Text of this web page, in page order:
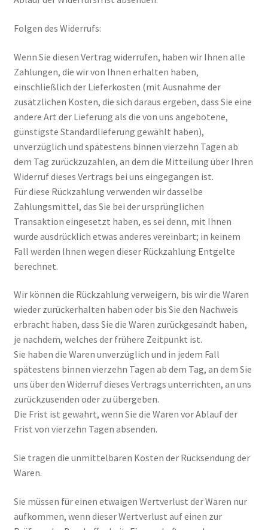
Folgen des Widerrufs:
Wenn Sie diesen Vertrag widerrufen, haben wir Ihnen alle
Zahlungen, die wir von Ihnen erhalten haben,
einschließlich der Lieferkosten (mit Ausnahme der
zusätzlichen Kosten, die sich daraus ergeben, dass Sie eine
andere Art der Lieferung als die von uns angebotene,
günstigste Standardlieferung gewählt haben),
unverzüglich und spätestens binnen vierzehn Tagen ab
dem Tag zurückzuzahlen, an dem die Mitteilung über Ihren
Widerruf dieses Vertrags bei uns eingegangen ist.
Für diese Rückzahlung verwenden wir dasselbe
Zahlungsmittel, das Sie bei der ursprünglichen
Transaktion eingesetzt haben, es sei denn, mit Ihnen
wurde ausdrücklich etwas anderes vereinbart; in keinem
Fall werden Ihnen wegen dieser Rückzahlung Entgelte
berechnet.
Wir können die Rückzahlung verweigern, bis wir die Waren
wieder zurückerhalten haben oder bis Sie den Nachweis
erbracht haben, dass Sie die Waren zurückgesandt haben,
je nachdem, welches der frühere Zeitpunkt ist.
Sie haben die Waren unverzüglich und in jedem Fall
spätestens binnen vierzehn Tagen ab dem Tag, an dem Sie
uns über den Widerruf dieses Vertrags unterrichten, an uns
zurückzusenden oder zu übergeben.
Die Frist ist gewahrt, wenn Sie die Waren vor Ablauf der
Frist von vierzehn Tagen absenden.
Sie tragen die unmittelbaren Kosten der Rücksendung der
Waren.
Sie müssen für einen etwaigen Wertverlust der Waren nur
aufkommen, wenn dieser Wertverlust auf einen zur